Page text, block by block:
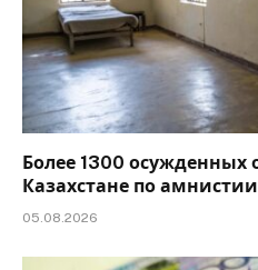
Более 1300 осужденных
Казахстане по амнистии
05.08.2026